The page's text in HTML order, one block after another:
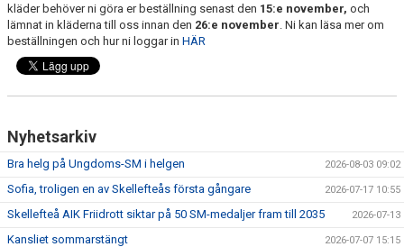
kläder behöver ni göra er beställning senast den 15:e november, och
lämnat in kläderna till oss innan den 26:e november. Ni kan läsa mer om
beställningen och hur ni loggar in HÄR
Nyhetsarkiv
Bra helg på Ungdoms-SM i helgen 2026-08-03 09:02
Sofia, troligen en av Skellefteås första gångare 2026-07-17 10:55
Skellefteå AIK Friidrott siktar på 50 SM-medaljer fram till 2035 2026-07-13
Kansliet sommarstängt 2026-07-07 15:15